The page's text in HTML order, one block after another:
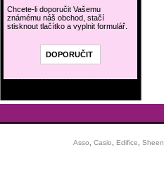
Chcete-li doporučit Vašemu
známému náš obchod, stačí
stisknout tlačítko a vyplnit formulář.
Asso
Casio Edifice Sheen